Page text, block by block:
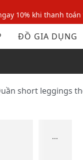
10% khi thanh
10% đơn đầu cho
10% khi thanh
ĐỒ GIA DỤNG
Quần short leggings
...